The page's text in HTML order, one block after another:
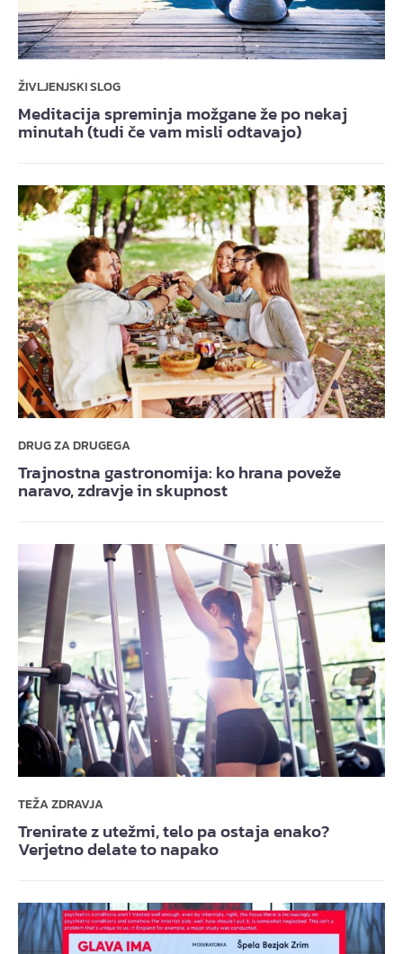
ŽIVLJENJSKI SLOG
Meditacija spreminja možgane že po nekaj
minutah (tudi če vam misli odtavajo)
DRUG ZA DRUGEGA
Trajnostna gastronomija: ko hrana poveže
naravo, zdravje in skupnost
TEŽA ZDRAVJA
Trenirate z utežmi, telo pa ostaja enako?
Verjetno delate to napako